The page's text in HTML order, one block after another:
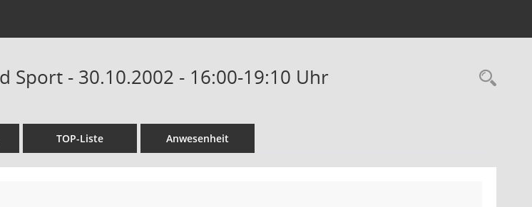
Sport - 30.10.2002 - 16:00-19:10 Uhr
TOP-Liste Anwesenheit